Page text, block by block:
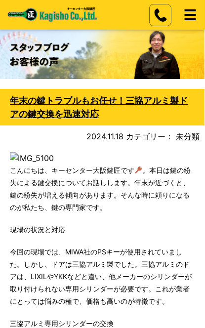
年末の鍵トラブルもお任せ！三協アルミ製ド
アの鍵交換を迅速対応
2024.11.18 カテゴリー： 未分類
こんにちは、キーセンター大阪鍵匠です
。本日は鍵の紛
失による鍵交換についてお話しします。年末が近づくと、
鍵の紛失が増える傾向があります。そんな時に頼りになる
のが私たち、鍵の専門家です。
現場の状況と対応
今回の現場では、MIWA社のPSキーが使用されていまし
た。しかし、ドアは三協アルミ製でした。三協アルミのド
アは、LIXILやYKKなどと違い、他メーカーのシリンダーが
取り付けられない専用シリンダーが必要です。これが業者
にとっては悩みの種で、価格も高いのが特徴です。
三協アルミ専用シリンダーの交換